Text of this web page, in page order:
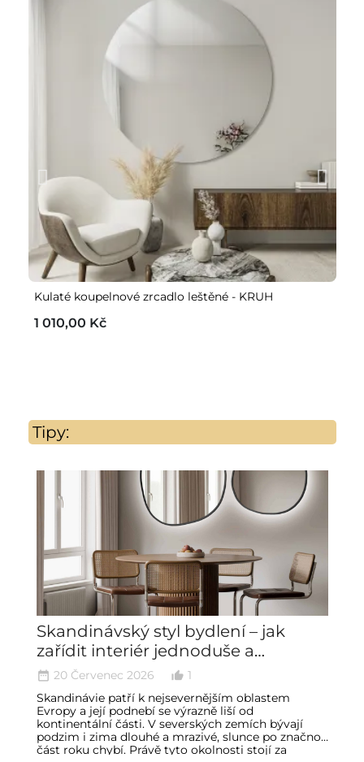
Kulaté koupelnové zrcadlo leštěné - KRUH
1 010,00 Kč
Tipy:
Skandinávský styl bydlení – jak
zařídit interiér jednoduše a
minimalisticky
date_range 20 Červenec 2026 thumb_up_alt 1
Skandinávie patří k nejsevernějším oblastem
Evropy a její podnebí se výrazně liší od
kontinentální části. V severských zemích bývají
podzim i zima dlouhé a mrazivé, slunce po značnou
část roku chybí. Právě tyto okolnosti stojí za